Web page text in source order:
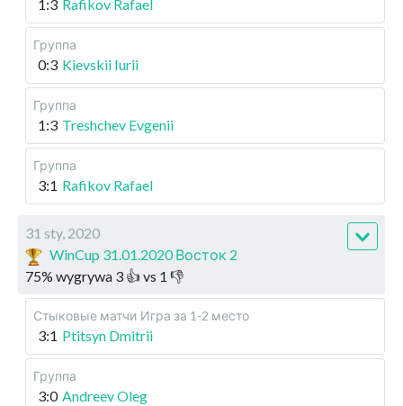
1:3 Rafikov Rafael
Группа
0:3 Kievskii Iurii
Группа
1:3 Treshchev Evgenii
Группа
3:1 Rafikov Rafael
31 sty, 2020
WinCup 31.01.2020 Восток 2
75% wygrywa 3 👍 vs 1 👎
Стыковые матчи Игра за 1-2 место
3:1 Ptitsyn Dmitrii
Группа
3:0 Andreev Oleg